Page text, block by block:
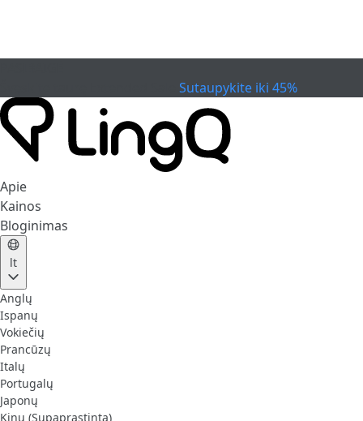
Sutaupykite iki 45%
Apie
Kainos
Bloginimas
lt
Anglų
Ispanų
Vokiečių
Prancūzų
Italų
Portugalų
Japonų
Kinų (Supaprastinta)